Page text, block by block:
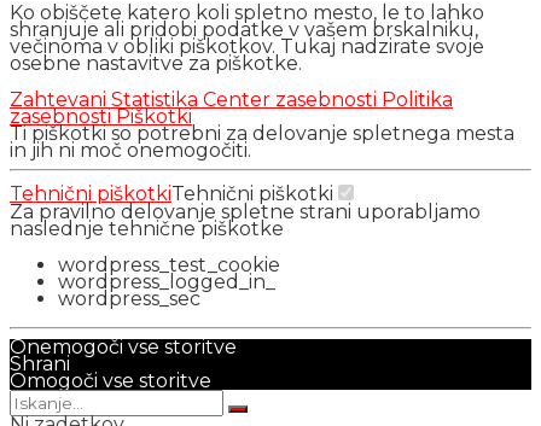
Ko obiščete katero koli spletno mesto, le to lahko
shranjuje ali pridobi podatke v vašem brskalniku,
večinoma v obliki piškotkov. Tukaj nadzirate svoje
osebne nastavitve za piškotke.
Zahtevani Statistika Center zasebnosti Politika
zasebnosti Piškotki
Ti piškotki so potrebni za delovanje spletnega mesta
in jih ni moč onemogočiti.
Tehnični piškotkiTehnični piškotki
Za pravilno delovanje spletne strani uporabljamo
naslednje tehnične piškotke
wordpress_test_cookie
wordpress_logged_in_
wordpress_sec
Onemogoči vse storitve
Shrani
Omogoči vse storitve